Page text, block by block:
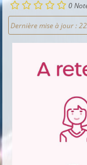
0
Dernière mise à jour :